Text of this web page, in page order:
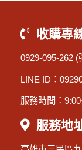
收購專
0929-095-262 (
LINE ID：
服務時間：
服務地